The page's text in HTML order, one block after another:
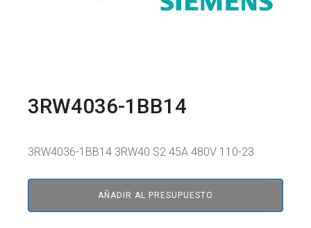
3RW4036-1BB14
3RW4036-1BB14 3RW40 S2 45A 480V 110-23
AÑADIR AL PRESUPUESTO